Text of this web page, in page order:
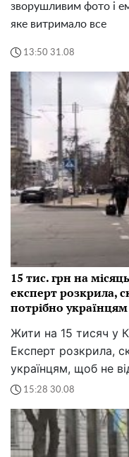
зворушливим фото і
яке витримало все
13:50 31.08
15 тис. грн на
експерт розкрила,
потрібно українцям
Жити на 15 тисяч у
Експерт розкрила,
українцям, щоб не
15:28 30.08